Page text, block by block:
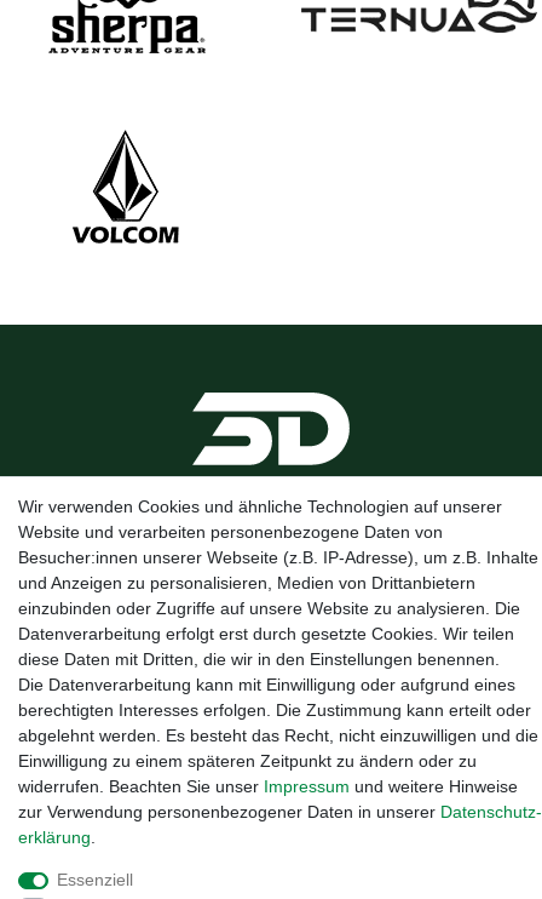
Kanalstraße 5, 95444 Bayreuth·0921 / 50753020·info@3dproject-
bayreuth.de
Wir verwenden Cookies und ähnliche Technologien auf unserer
Website und verarbeiten personenbezogene Daten von
Besucher:innen unserer Webseite (z.B. IP-Adresse), um z.B. Inhalte
und Anzeigen zu personalisieren, Medien von Drittanbietern
einzubinden oder Zugriffe auf unsere Website zu analysieren. Die
Datenverarbeitung erfolgt erst durch gesetzte Cookies. Wir teilen
diese Daten mit Dritten, die wir in den Einstellungen benennen.
Die Datenverarbeitung kann mit Einwilligung oder aufgrund eines
berechtigten Interesses erfolgen. Die Zustimmung kann erteilt oder
abgelehnt werden. Es besteht das Recht, nicht einzuwilligen und die
Einwilligung zu einem späteren Zeitpunkt zu ändern oder zu
widerrufen. Beachten Sie unser Impressum und weitere Hinweise
zur Verwendung personenbezogener Daten in unserer Daten­schutz­
erklärung
Essenziell